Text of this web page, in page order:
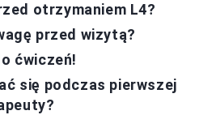
otrzymaniem L4?
przed wizytą?
ćwiczeń!
się podczas pierwszej